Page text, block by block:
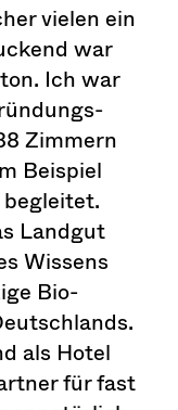
vielen ein
war
Ich war
Zimmern
Beispiel
Landgut
Wissens
Bio-
als Hotel
für fast